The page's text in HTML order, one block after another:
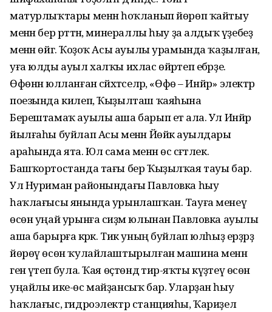
матурлыҡтары менән һоҡланып йөрөп ҡайтыу
менән бер рәттән, минераллы һыу ҙа алдыҡ үҙебеҙ
менән өйгә. Ҡоҙоҡ Асы ауылы урамында ҡаҙылған,
уға юлды ауыл халҡы ихлас өйрәтеп ебәрҙе.
Өфөнән юлланған сәйәхәтселәр, «Өфө – Инйәр» электр
поезында килеп, Ҡыҙылташ ҡаяһына
Берештамаҡ ауылы аша барып етә ала. Ул Инйәр
йылғаһы буйлап Асы менән Йөйәк ауылдары
араһында ята. Юл сама менән өс сәғәтлек.
Башҡортостанда тағы бер Ҡыҙылҡая тауы бар.
Ул Нуриман районындағы Павловка һыу
һаҡлағысы янында урынлашҡан. Тауға менеү
өсөн уңай урынға сиҙәм юлынан Павловка ауылы
аша барырға кәрәк. Тик уның буйлап юлһыҙ ерҙәрҙә
йөрөү өсөн ҡулайлаштырылған машина менән
генә үтеп була. Ҡая өҫтөндә тирә-яҡты күҙәтеү өсөн
уңайлы ике-өс майҙансыҡ бар. Уларҙан һыу
һаҡлағыс, гидроэлектр станцияһы, Ҡариҙел